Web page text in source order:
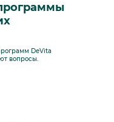
DeVita
вопросы.